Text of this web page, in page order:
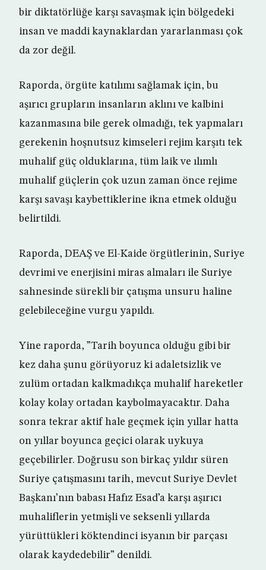
bir diktatörlüğe karşı savaşmak için bölgedeki
insan ve maddi kaynaklardan yararlanması çok
da zor değil.
Raporda, örgüte katılımı sağlamak için, bu
aşırıcı grupların insanların aklını ve kalbini
kazanmasına bile gerek olmadığı, tek yapmaları
gerekenin hoşnutsuz kimseleri rejim karşıtı tek
muhalif güç olduklarına, tüm laik ve ılımlı
muhalif güçlerin çok uzun zaman önce rejime
karşı savaşı kaybettiklerine ikna etmek olduğu
belirtildi.
Raporda, DEAŞ ve El-Kaide örgütlerinin, Suriye
devrimi ve enerjisini miras almaları ile Suriye
sahnesinde sürekli bir çatışma unsuru haline
gelebileceğine vurgu yapıldı.
Yine raporda, ”Tarih boyunca olduğu gibi bir
kez daha şunu görüyoruz ki adaletsizlik ve
zulüm ortadan kalkmadıkça muhalif hareketler
kolay kolay ortadan kaybolmayacaktır. Daha
sonra tekrar aktif hale geçmek için yıllar hatta
on yıllar boyunca geçici olarak uykuya
geçebilirler. Doğrusu son birkaç yıldır süren
Suriye çatışmasını tarih, mevcut Suriye Devlet
Başkanı’nın babası Hafız Esad’a karşı aşırıcı
muhaliflerin yetmişli ve seksenli yıllarda
yürüttükleri köktendinci isyanın bir parçası
olarak kaydedebilir” denildi.